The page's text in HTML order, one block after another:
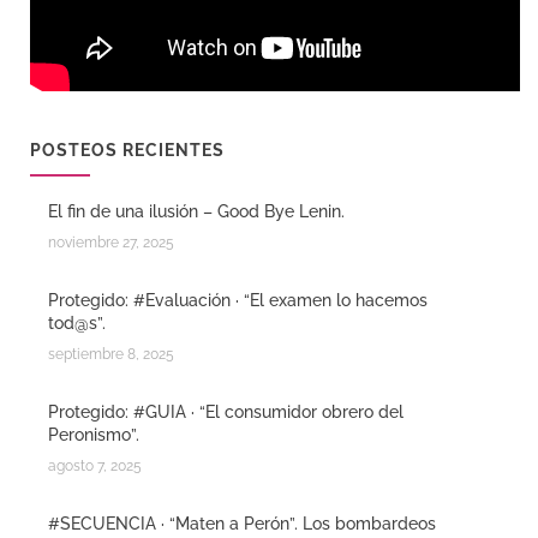
POSTEOS RECIENTES
El fin de una ilusión – Good Bye Lenin.
noviembre 27, 2025
Protegido: #Evaluación · “El examen lo hacemos
tod@s”.
septiembre 8, 2025
Protegido: #GUIA · “El consumidor obrero del
Peronismo”.
agosto 7, 2025
#SECUENCIA · “Maten a Perón”. Los bombardeos